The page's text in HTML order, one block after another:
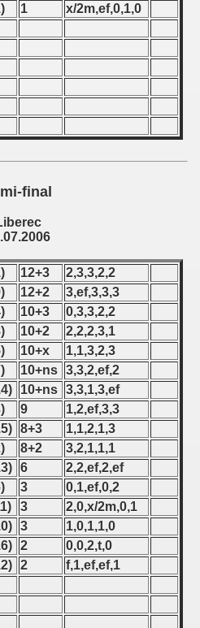
1 x/2m,ef,0,1,0
final
12+3
2,3,3,2,2
12+2
3,ef,3,3,3
10+3
0,3,3,2,2
10+2
2,2,2,3,1
10+x
1,1,3,2,3
10+ns 3,3,2,ef,2
10+ns 3,3,1,3,ef
9
1,2,ef,3,3
8+3
1,1,2,1,3
8+2
3,2,1,1,1
6
2,2,ef,2,ef
3
0,1,ef,0,2
3
2,0,x/2m,0,1
3
1,0,1,1,0
2
0,0,2,t,0
2 f,1,ef,ef,1